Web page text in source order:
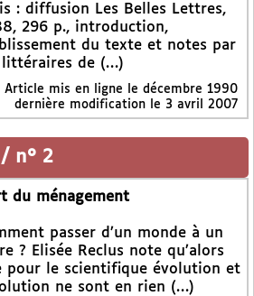
: diffusion Les Belles Lettres,
296 p., introduction,
du texte et notes par
littéraires de (…)
Article mis en ligne le décembre 1990
dernière modification le 3 avril 2007
n° 2
du ménagement
passer d’un monde à un
? Elisée Reclus note qu’alors
pour le scientifique évolution et
ne sont en rien (…)